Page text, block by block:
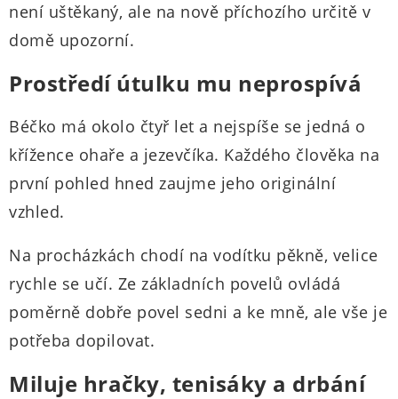
není uštěkaný, ale na nově příchozího určitě v
domě upozorní.
Prostředí útulku mu neprospívá
Béčko má okolo čtyř let a nejspíše se jedná o
křížence ohaře a jezevčíka. Každého člověka na
první pohled hned zaujme jeho originální
vzhled.
Na procházkách chodí na vodítku pěkně, velice
rychle se učí. Ze základních povelů ovládá
poměrně dobře povel sedni a ke mně, ale vše je
potřeba dopilovat.
Miluje hračky, tenisáky a drbání